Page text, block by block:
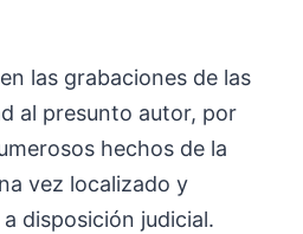
las grabaciones de las
al presunto autor, por
hechos de la
vez localizado y
disposición judicial.